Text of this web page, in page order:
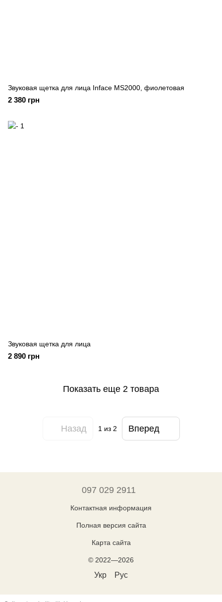
Звуковая щетка для лица Inface MS2000, фиолетовая
2 380 грн
Звуковая щетка для лица
2 890 грн
Показать еще 2 товара
Назад 1 из 2 Вперед
097 029 2911
Контактная информация
Полная версия сайта
Карта сайта
© 2022—2026
Укр Рус